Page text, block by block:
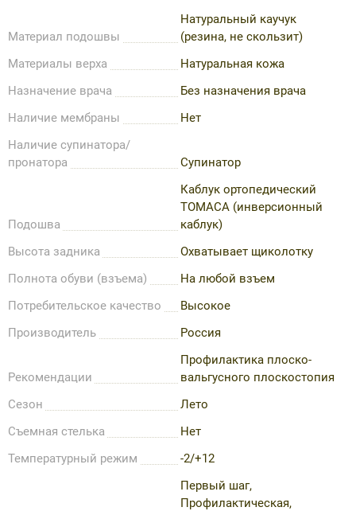
Материал подошвы
Натуральный каучук
(резина, не скользит)
Материалы верха
Натуральная кожа
Назначение врача
Без назначения врача
Наличие мембраны
Нет
Наличие супинатора/
пронатора
Супинатор
Подошва
Каблук ортопедический
TOMACA (инверсионный
каблук)
Высота задника
Охватывает щиколотку
Полнота обуви (взъема)
На любой взъем
Потребительское качество
Высокое
Производитель
Россия
Рекомендации
Профилактика плоско-
вальгусного плоскостопия
Сезон
Лето
Съемная стелька
Нет
Температурный режим
-2/+12
Первый шаг,
Профилактическая,